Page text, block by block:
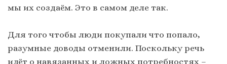
мы их создаём. Это в самом деле так.
Для того чтобы люди покупали что попало,
разумные доводы отменили. Поскольку речь
идёт о навязанных и ложных потребностях –